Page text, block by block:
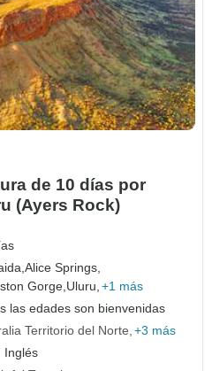
de 10 días por
(Ayers Rock)
Alice Springs,
Gorge,Uluru, +1 más
las edades son bienvenidas
Territorio del Norte +3 más
Inglés